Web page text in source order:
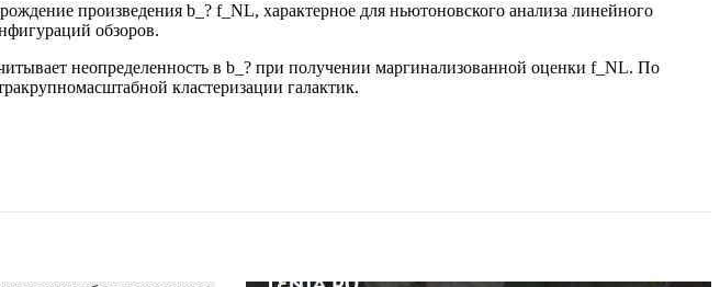
произведения b_? f_NL, характерное для ньютоновского анализа линейного
обзоров.
неопределенность в b_? при получении маргинализованной оценки f_NL. По
кластеризации галактик.